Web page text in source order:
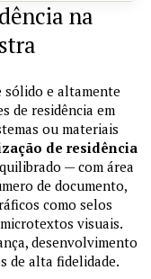
na
sólido e altamente
de residência em
ou materiais
de residência
— com área
de documento,
como selos
visuais.
desenvolvimento
de alta fidelidade.